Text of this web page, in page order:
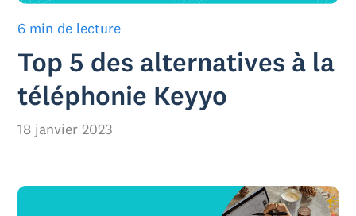
6 min de lecture
Top 5 des alternatives à la
téléphonie Keyyo
18 janvier 2023